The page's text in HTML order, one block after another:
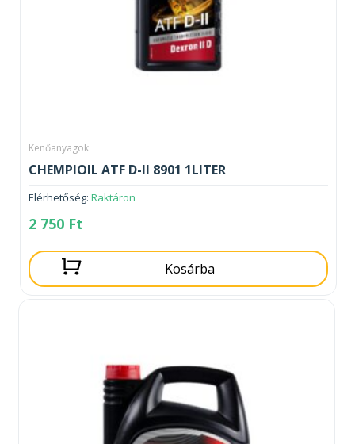
Kenőanyagok
CHEMPIOIL ATF D-II 8901 1LITER
Elérhetőség: Raktáron
2 750 Ft
Kosárba